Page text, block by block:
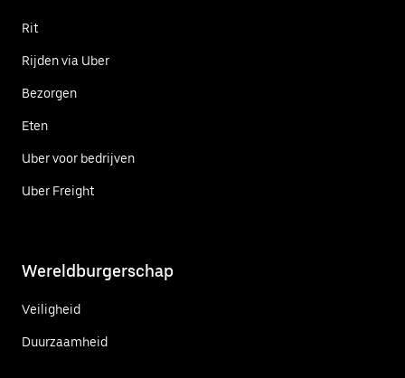
Rit
Rijden via Uber
Bezorgen
Eten
Uber voor bedrijven
Uber Freight
Wereldburgerschap
Veiligheid
Duurzaamheid